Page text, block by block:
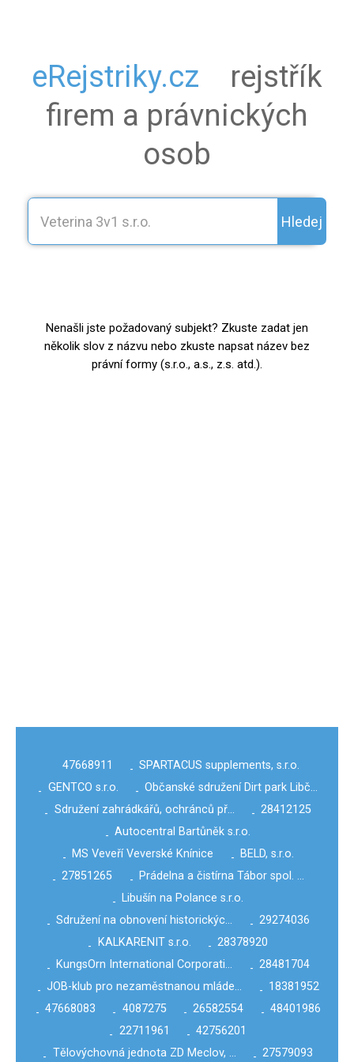
eRejstriky.cz
rejstřík
firem a právnických
osob
Hledej
Nenašli jste požadovaný subjekt? Zkuste zadat jen
několik slov z názvu nebo zkuste napsat název bez
právní formy (s.r.o., a.s., z.s. atd.).
47668911 - SPARTACUS supplements, s.r.o.
- GENTCO s.r.o. - Občanské sdružení Dirt park Libč…
- Sdružení zahrádkářů, ochránců př… - 28412125
- Autocentral Bartůněk s.r.o.
- MS Veveří Veverské Knínice - BELD, s.r.o.
- 27851265 - Prádelna a čistírna Tábor spol. …
- Libušín na Polance s.r.o.
- Sdružení na obnovení historickýc… - 29274036
-
KALKARENIT s.r.o. - 28378920
- KungsOrn International Corporati… - 28481704
- JOB-klub pro nezaměstnanou mláde… - 18381952
- 47668083 - 4087275 - 26582554 - 48401986
- 22711961 - 42756201
- Tělovýchovná jednota ZD Meclov, … - 27579093